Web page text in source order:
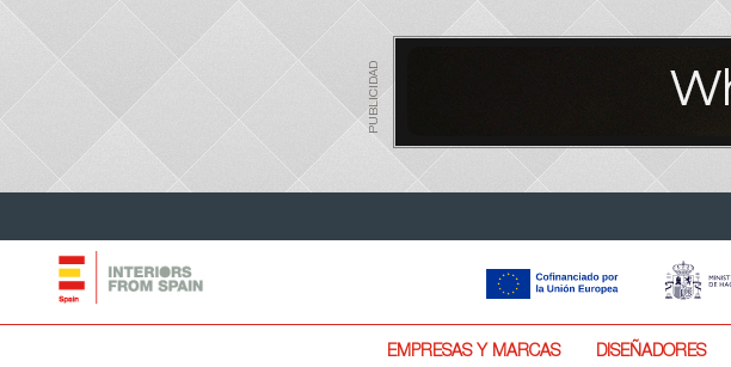
PUBLICIDAD
EMPRESAS Y MARCAS DISEÑADORES